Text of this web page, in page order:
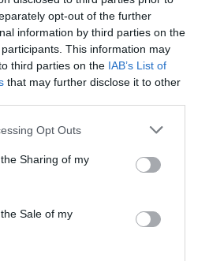
opt-out of the further
information by third parties on the
participants. This information may
third parties on the IAB’s List of
that may further disclose it to other
Opt Outs
Sharing of my
Sale of my